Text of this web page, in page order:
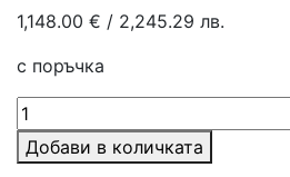
1,148.00 € / 2,245.29 лв.
с поръчка
количество
за
Ауспух
Добави в количката